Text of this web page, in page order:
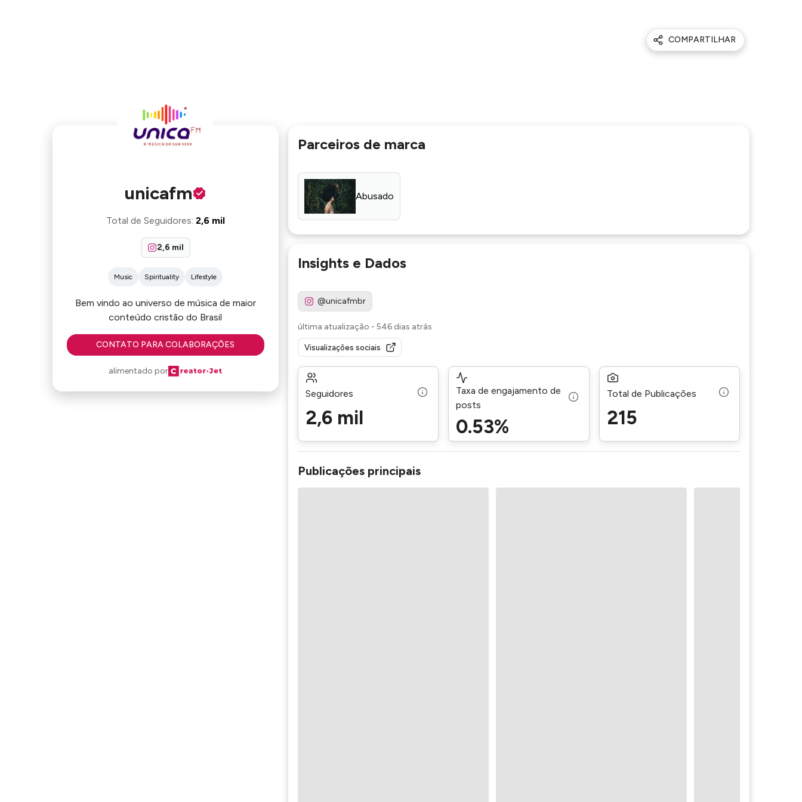
COMPARTILHAR
unicafm
Total de Seguidores: 2,6 mil
2,6 mil
Music Spirituality Lifestyle
Bem vindo ao universo de música de maior
conteúdo cristão do Brasil
CONTATO PARA COLABORAÇÕES
alimentado por
Parceiros de marca
Abusado
Insights e Dados
@unicafmbr
última atualização - 546 dias atrás
Visualizações sociais
Seguidores
2,6 mil
Taxa de engajamento de
posts
0.53%
Total de Publicações
215
Publicações principais